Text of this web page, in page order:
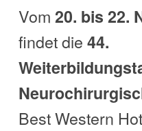
Vom 20. bis 22.
findet die 44.
Best Western